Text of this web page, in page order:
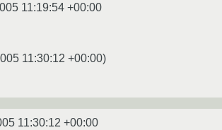
11:19:54 +00:00
11:30:12 +00:00)
11:30:12 +00:00